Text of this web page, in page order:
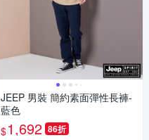
JEEP 男裝 簡約素面彈性長褲-
藍色
$1,692 86折